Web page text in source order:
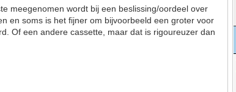
meegenomen wordt bij een beslissing/oordeel over
en soms is het fijner om bijvoorbeeld een groter voor
Of een andere cassette, maar dat is rigoureuzer dan